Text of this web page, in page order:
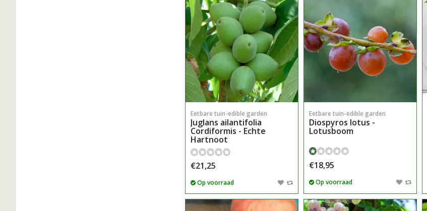
Eetbare tuin-edible garden
Juglans ailantifolia
Cordiformis - Echte
Hartnoot
€21,25
Op voorraad
Eetbare tuin-edible garden
Diospyros lotus -
Lotusboom
€18,95
Op voorraad